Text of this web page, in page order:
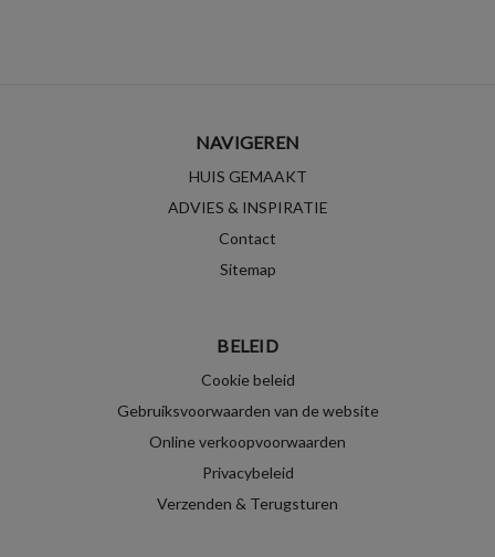
NAVIGEREN
HUIS GEMAAKT
ADVIES & INSPIRATIE
Contact
Sitemap
BELEID
Cookie beleid
Gebruiksvoorwaarden van de website
Online verkoopvoorwaarden
Privacybeleid
Verzenden & Terugsturen